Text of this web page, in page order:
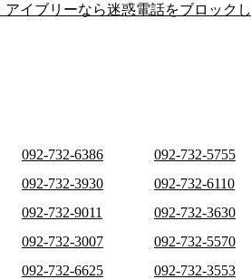
イブリーなら迷惑電話をブロックし
092-732-6386
092-732-5755
092-732-3930
092-732-6110
092-732-9011
092-732-3630
092-732-3007
092-732-5570
092-732-6625
092-732-3553